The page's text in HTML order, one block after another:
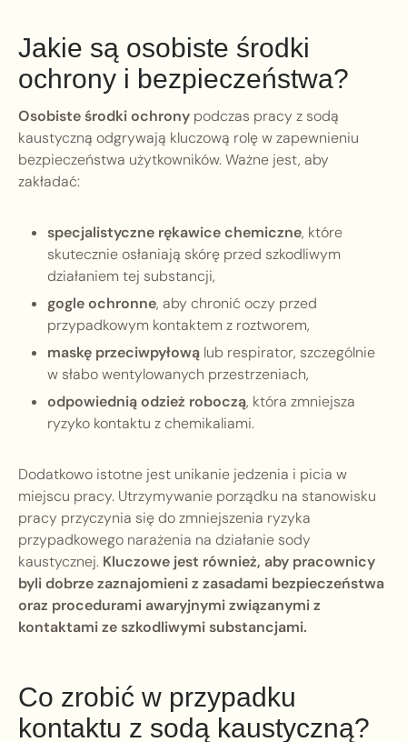
Jakie są osobiste środki
ochrony i bezpieczeństwa?
Osobiste środki ochrony podczas pracy z sodą
kaustyczną odgrywają kluczową rolę w zapewnieniu
bezpieczeństwa użytkowników. Ważne jest, aby
zakładać:
specjalistyczne rękawice chemiczne, które
skutecznie osłaniają skórę przed szkodliwym
działaniem tej substancji,
gogle ochronne, aby chronić oczy przed
przypadkowym kontaktem z roztworem,
maskę przeciwpyłową lub respirator, szczególnie
w słabo wentylowanych przestrzeniach,
odpowiednią odzież roboczą, która zmniejsza
ryzyko kontaktu z chemikaliami.
Dodatkowo istotne jest unikanie jedzenia i picia w
miejscu pracy. Utrzymywanie porządku na stanowisku
pracy przyczynia się do zmniejszenia ryzyka
przypadkowego narażenia na działanie sody
kaustycznej. Kluczowe jest również, aby pracownicy
byli dobrze zaznajomieni z zasadami bezpieczeństwa
oraz procedurami awaryjnymi związanymi z
kontaktami ze szkodliwymi substancjami.
Co zrobić w przypadku
kontaktu z sodą kaustyczną?